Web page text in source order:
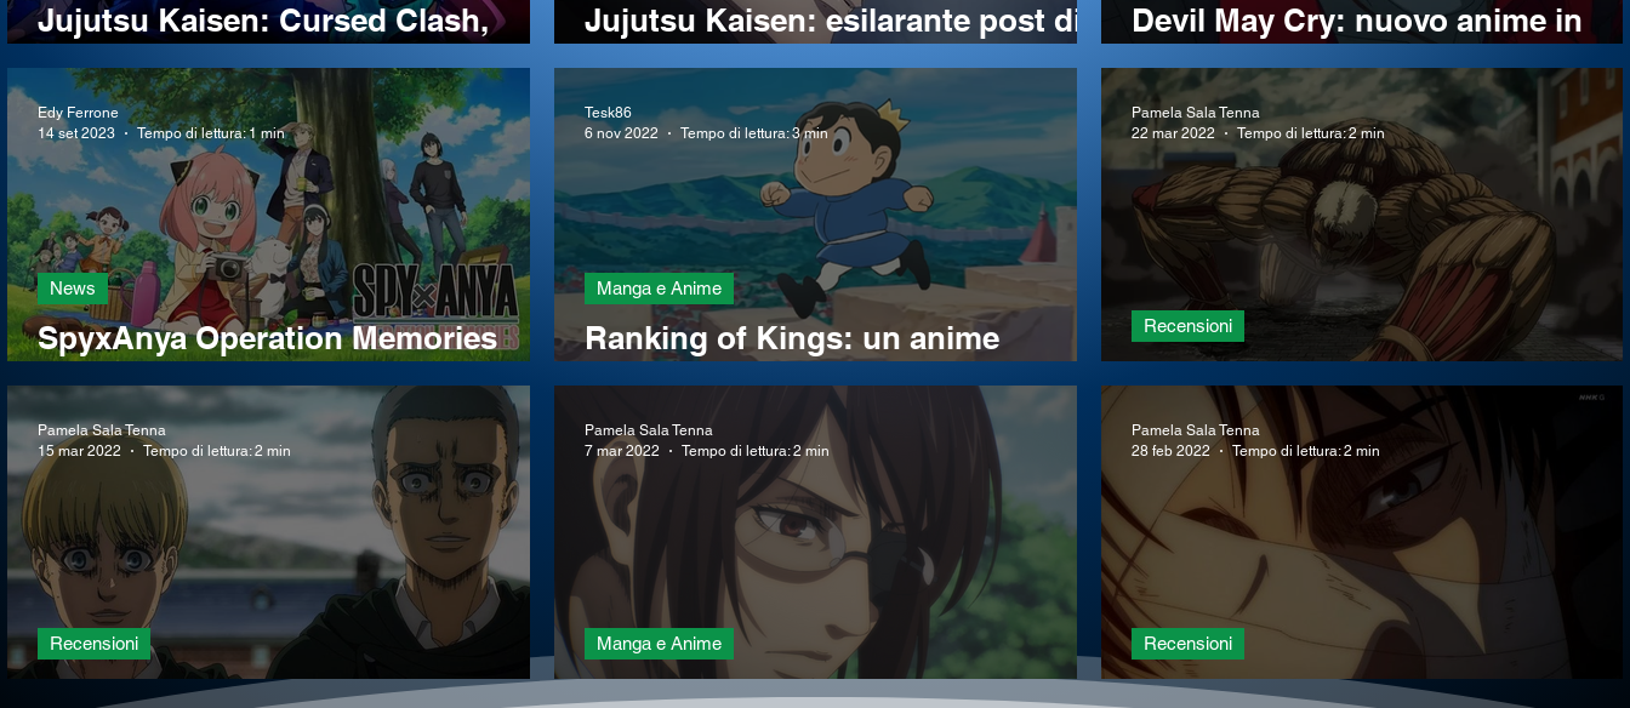
Jujutsu Kaisen: Cursed Clash,
svelati trailer e data d'uscita
Jujutsu Kaisen: esilarante post di
DHL commenta l'episodio
Devil May Cry: nuovo anime in
arrivo
SpyxAnya Operation Memories
News
Edy Ferrone
14 set 2023
Tempo di lettura: 1 min
Ranking of Kings: un anime
Manga e Anime
Tesk86
6 nov 2022
Tempo di lettura: 3 min
Recensioni
Pamela Sala Tenna
22 mar 2022
Tempo di lettura: 2 min
Recensione AoT 4x26
Recensioni
Pamela Sala Tenna
15 mar 2022
Tempo di lettura: 2 min
Recensione AoT ep. 4x25
Manga e Anime
Pamela Sala Tenna
7 mar 2022
Tempo di lettura: 2 min
Recensione AoT episodio 4x24
Recensioni
Pamela Sala Tenna
28 feb 2022
Tempo di lettura: 2 min